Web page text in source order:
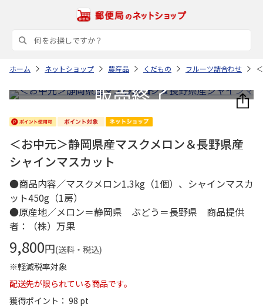
ホーム ネットショップ 農産品 くだもの フルーツ詰合わせ
＜お中元＞静岡県産マスクメロン＆長野県産
シャインマスカット
●商品内容／マスクメロン1.3kg（1個）、シャインマスカ
ット450g（1房）
●原産地／メロン＝静岡県 ぶどう＝長野県 商品提供
者：（株）万果
9,800円(送料・税込)
※軽減税率対象
配送先が限られている商品です。
獲得ポイント： 98 pt